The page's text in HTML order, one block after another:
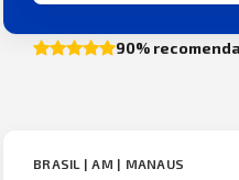
90%
BRASIL | AM | MANAUS